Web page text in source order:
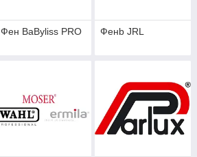
Фен BaByliss PRO Фенb JRL